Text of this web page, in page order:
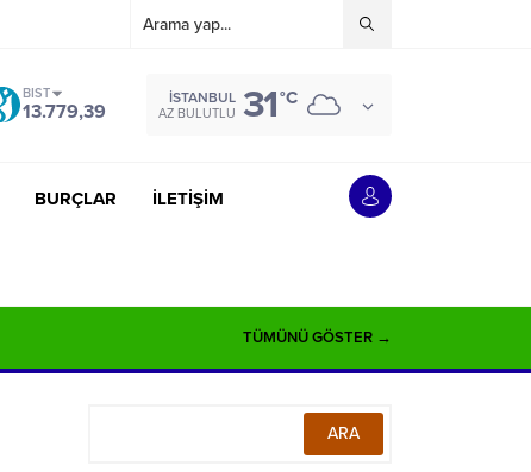
BIST
13.779,39
İSTANBUL
AZ BULUTLU 31°C
BURÇLAR İLETİŞİM
TÜMÜNÜ GÖSTER →